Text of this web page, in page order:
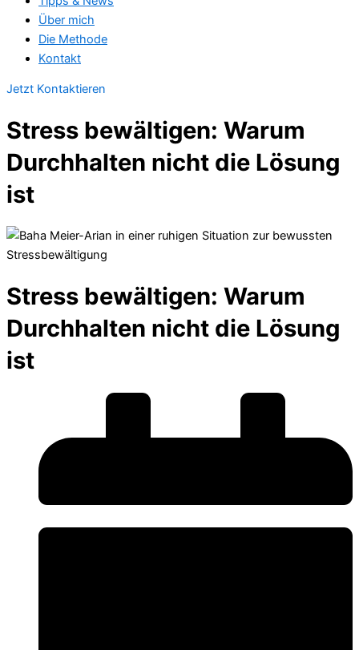
Über mich
Die Methode
Kontakt
Jetzt Kontaktieren
Stress bewältigen: Warum
Durchhalten nicht die Lösung
ist
Stress bewältigen: Warum
Durchhalten nicht die Lösung
ist